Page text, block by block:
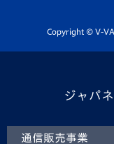
ホームタウン活動
Copyright © V-
ジャパ
通信販売事業